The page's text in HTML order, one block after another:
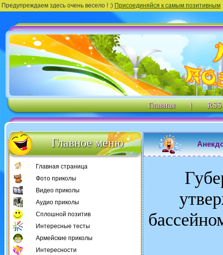
Предупреждаем здесь очень весело ! :) Присоединяйся к самым позитивным
Главная | RSS
Главное меню
Главная страница
Фото приколы
Видео приколы
Аудио приколы
Сплошной позитив
Интересные тесты
Армейские приколы
Интересности